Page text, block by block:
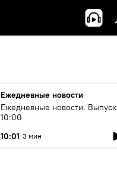
Ежедневные новости
Ежедневные новости. Выпуск
10:00
10:01 3 мин